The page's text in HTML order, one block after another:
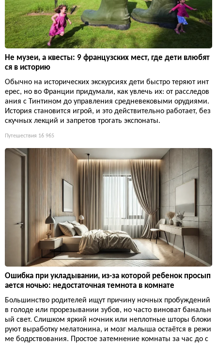
Не музеи, а квесты: 9 французских мест, где дети влюбят
ся в историю
Обычно на исторических экскурсиях дети быстро теряют инт
ерес, но во Франции придумали, как увлечь их: от расследов
ания с Тинтином до управления средневековыми орудиями.
История становится игрой, и это действительно работает, без
скучных лекций и запретов трогать экспонаты.
Путешествия 16 965
Ошибка при укладывании, из-за которой ребенок просып
ается ночью: недостаточная темнота в комнате
Большинство родителей ищут причину ночных пробуждений
в голоде или прорезывании зубов, но часто виноват банальн
ый свет. Слишком яркий ночник или неплотные шторы блоки
руют выработку мелатонина, и мозг малыша остаётся в режи
ме бодрствования. Простое затемнение комнаты за час до с